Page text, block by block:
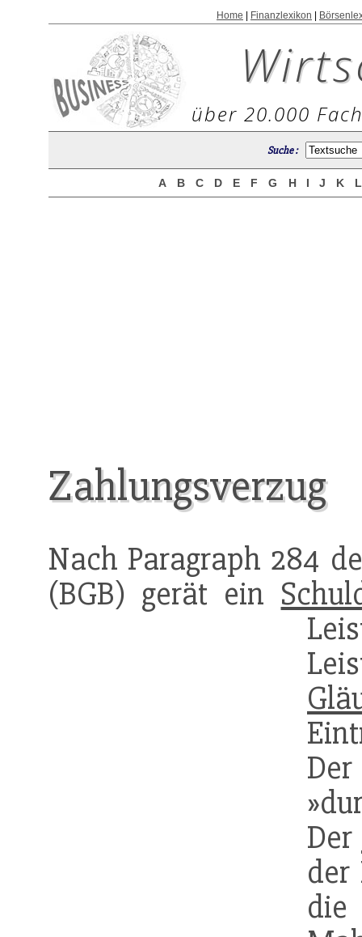
Home Finanzlexikon
über 20.000
Suche :
A B C D E F G H I J K
Zahlungsverzug
Nach Paragraph 284
(BGB) gerät ein
Der
der